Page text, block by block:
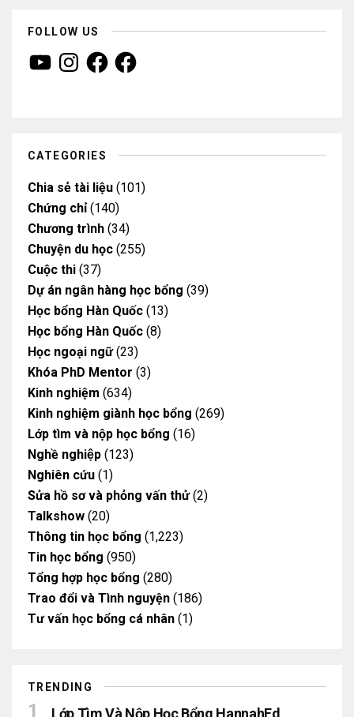
FOLLOW US
Y
o
n
m
F
a
F
a
CATEGORIES
Chia sẻ tài liệu (101)
Chứng chỉ(140)
Chương trình (34)
Chuyện du học (255)
Cuộc thi (37)
Dự án ngân hàng học bổng (39)
Học bổng Hàn Quốc (13)
Học bổng Hàn Quốc (8)
Học ngoại ngữ(23)
Khóa PhD Mentor (3)
Kinh nghiệm (634)
Kinh nghiệm giành học bổng (269)
Lớp tìm và nộp học bổng (16)
Nghề nghiệp (123)
Nghiên cứu (1)
Sửa hồ sơ và phỏng vấn thử(2)
Talkshow (20)
Thông tin học bổng (1,223)
Tin học bổng (950)
Tổng hợp học bổng (280)
Trao đổi và Tình nguyện (186)
Tư vấn học bổng cá nhân (1)
TRENDING
Lớp Tìm Và Nộp Học Bổng HannahEd